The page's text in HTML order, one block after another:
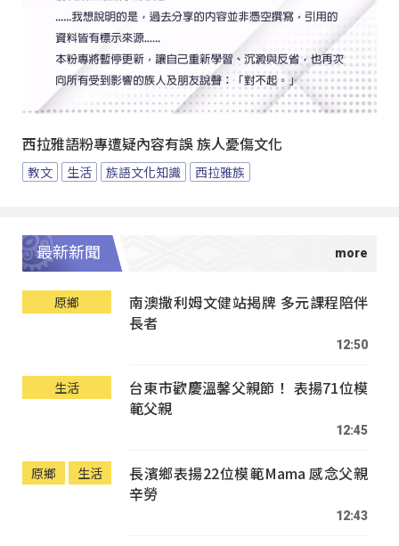
西拉雅語粉專遭疑內容有誤 族人憂傷文化
教文 生活 族語文化知識 西拉雅族
最新新聞
原鄉
南澳撒利姆文健站揭牌 多元課程陪伴
長者
12:50
生活
台東市歡慶溫馨父親節！ 表揚71位模
範父親
12:45
原鄉 生活
長濱鄉表揚22位模範Mama 感念父親
辛勞
12:43